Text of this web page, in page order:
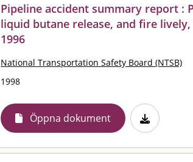
Pipeline accident summary report :
liquid butane release, and fire lively,
1996
National Transportation Safety Board (NTSB)
1998
Öppna dokument